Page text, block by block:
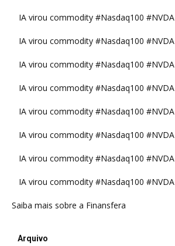
IA virou commodity #Nasdaq100 #NVDA
IA virou commodity #Nasdaq100 #NVDA
IA virou commodity #Nasdaq100 #NVDA
IA virou commodity #Nasdaq100 #NVDA
IA virou commodity #Nasdaq100 #NVDA
IA virou commodity #Nasdaq100 #NVDA
IA virou commodity #Nasdaq100 #NVDA
IA virou commodity #Nasdaq100 #NVDA
Saiba mais sobre a Finansfera
Arquivo